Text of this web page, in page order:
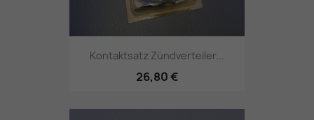
Kontaktsatz Zündverteiler...
26,80 €